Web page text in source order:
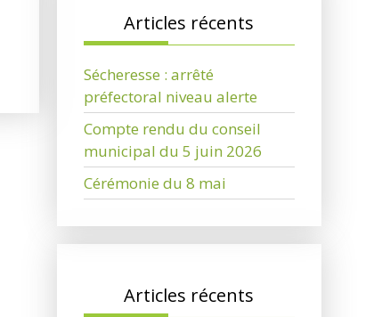
Articles récents
Sécheresse : arrêté
préfectoral niveau alerte
Compte rendu du conseil
municipal du 5 juin 2026
Cérémonie du 8 mai
Articles récents